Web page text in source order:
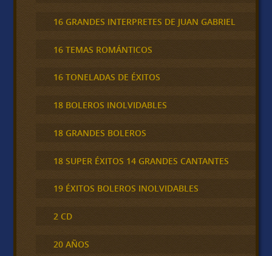
16 GRANDES INTERPRETES DE JUAN GABRIEL
16 TEMAS ROMÁNTICOS
16 TONELADAS DE ÉXITOS
18 BOLEROS INOLVIDABLES
18 GRANDES BOLEROS
18 SUPER ÉXITOS 14 GRANDES CANTANTES
19 ÉXITOS BOLEROS INOLVIDABLES
2 CD
20 AÑOS